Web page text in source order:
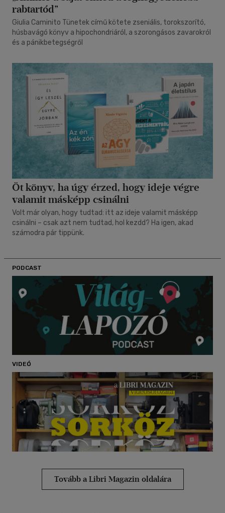
rabtartód”
Giulia Caminito Tünetek című kötete zseniális, torokszorító,
húsbavágó könyv a hipochondriáról, a szorongásos zavarokról
és a pánikbetegségről
Öt könyv, ha úgy érzed, hogy ideje végre
valamit másképp csinálni
Volt már olyan, hogy tudtad: itt az ideje valamit másképp
csinálni – csak azt nem tudtad, hol kezdd? Ha igen, akad
számodra pár tippünk.
PODCAST
VIDEÓ
Tovább a Libri Magazin oldalára